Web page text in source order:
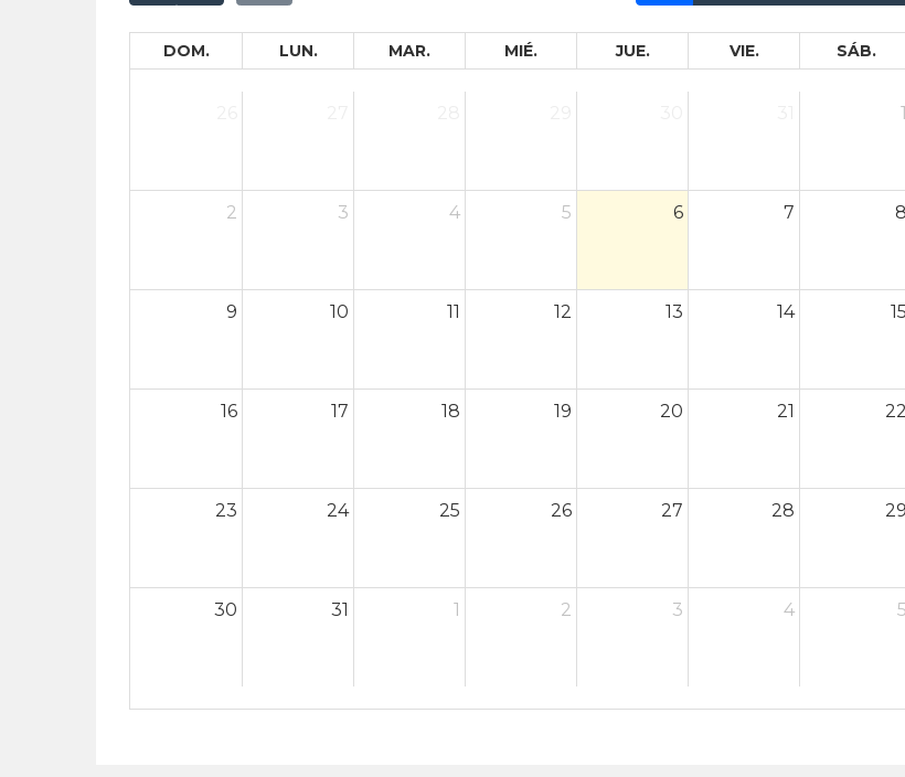
DOM. LUN. MAR. MIÉ. JUE. VIE. SÁB.
1
2 3 4 5 6 7 8
9 10 11 12 13 14 15
16 17 18 19 20 21 22
23 24 25 26 27 28 29
30 31 1 2 3 4 5